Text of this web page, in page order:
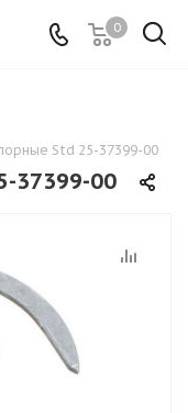
0
Std 25-37399-00
37399-00